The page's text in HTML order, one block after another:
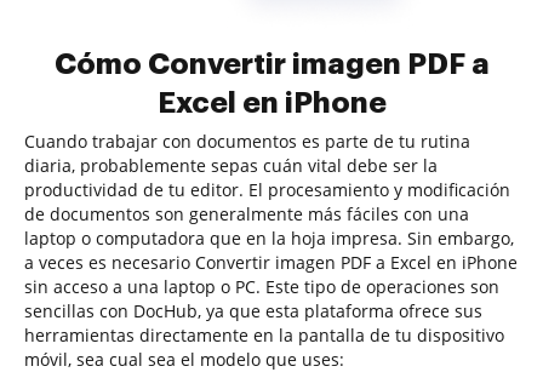
Cómo Convertir imagen PDF a
Excel en iPhone
Cuando trabajar con documentos es parte de tu rutina
diaria, probablemente sepas cuán vital debe ser la
productividad de tu editor. El procesamiento y modificación
de documentos son generalmente más fáciles con una
laptop o computadora que en la hoja impresa. Sin embargo,
a veces es necesario Convertir imagen PDF a Excel en iPhone
sin acceso a una laptop o PC. Este tipo de operaciones son
sencillas con DocHub, ya que esta plataforma ofrece sus
herramientas directamente en la pantalla de tu dispositivo
móvil, sea cual sea el modelo que uses: